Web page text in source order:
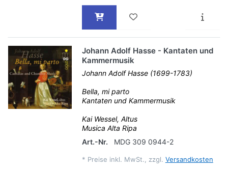
Johann Adolf Hasse - Kantaten und
Kammermusik
Johann Adolf Hasse (1699-1783)
Bella, mi parto
Kantaten und Kammermusik
Kai Wessel, Altus
Musica Alta Ripa
Art.-Nr.
MDG 309 0944-2
* Preise inkl. MwSt., zzgl. Versandkosten